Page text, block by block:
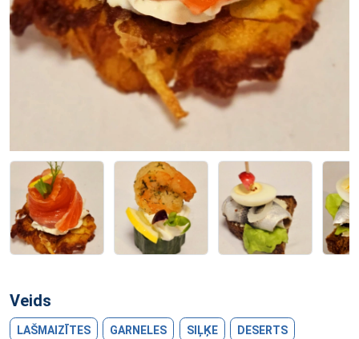
Veids
LAŠMAIZĪTES GARNELES SIĻĶE DESERTS